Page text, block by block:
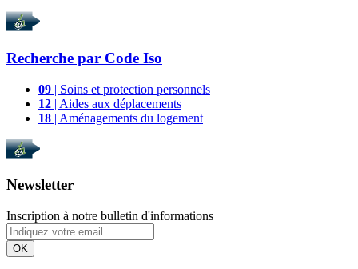
Recherche par Code Iso
09 | Soins et protection personnels
12 | Aides aux déplacements
18 | Aménagements du logement
Newsletter
Inscription à notre bulletin d'informations
OK